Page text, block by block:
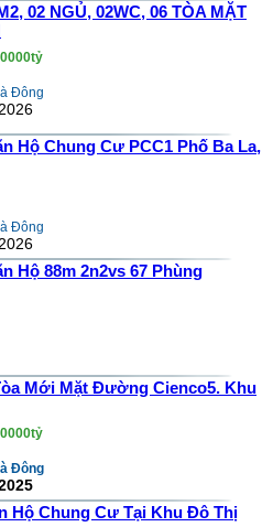
02 NGỦ, 02WC, 06 TÒA MẶT
Đông
Hộ Chung Cư PCC1 Phố Ba La,
Đông
Hộ 88m 2n2vs 67 Phùng
Mới Mặt Đường Cienco5. Khu
Đông
Hộ Chung Cư Tại Khu Đô Thị